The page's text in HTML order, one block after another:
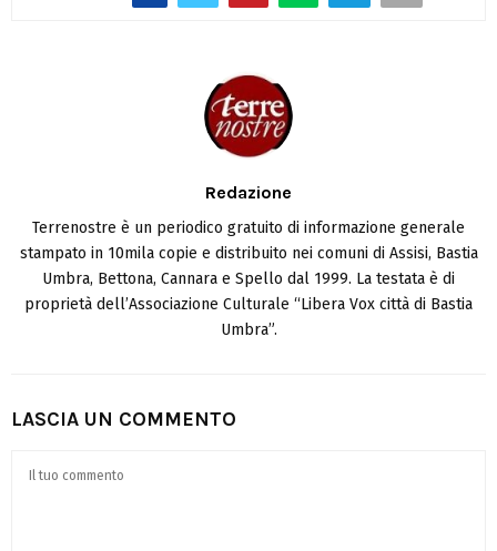
Redazione
Terrenostre è un periodico gratuito di informazione generale
stampato in 10mila copie e distribuito nei comuni di Assisi, Bastia
Umbra, Bettona, Cannara e Spello dal 1999. La testata è di
proprietà dell’Associazione Culturale “Libera Vox città di Bastia
Umbra”.
LASCIA UN COMMENTO